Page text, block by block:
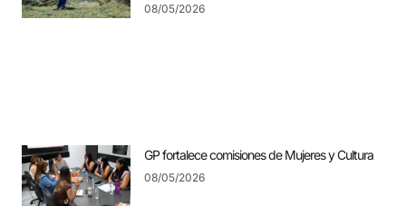
08/05/2026
GP fortalece comisiones de Mujeres y Cultura
08/05/2026